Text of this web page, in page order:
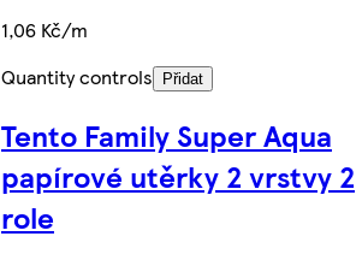
1,06 Kč/m
Quantity controls
Přidat
Tento Family Super Aqua
papírové utěrky 2 vrstvy 2
role